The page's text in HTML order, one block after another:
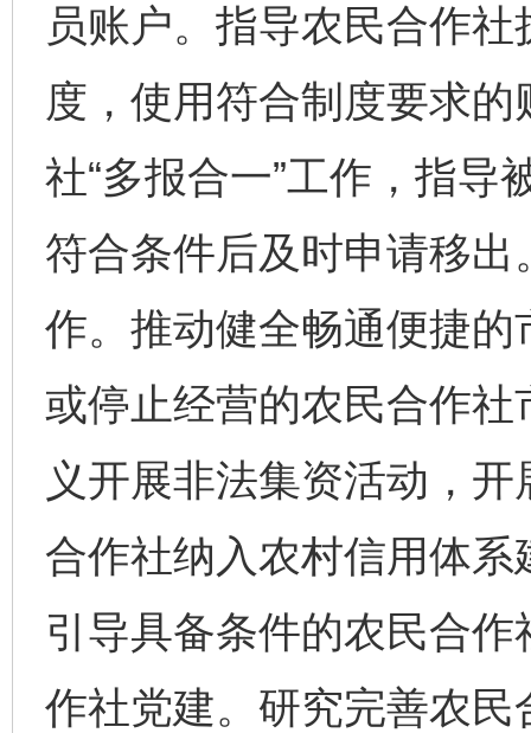
员账户。指导农民合作
度，使用符合制度要求
社“多报合一”工作，指导
符合条件后及时申请移
作。推动健全畅通便捷
或停止经营的农民合作
义开展非法集资活动，
合作社纳入农村信用体
引导具备条件的农民合
作社党建。研究完善农